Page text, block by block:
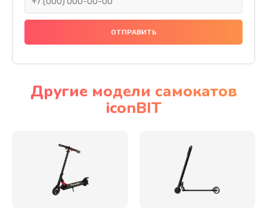
Другие модели самокатов
iconBIT